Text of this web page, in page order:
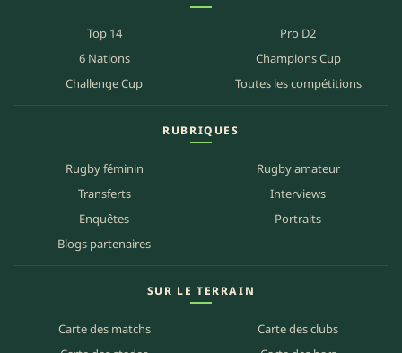
Top 14
Pro D2
6 Nations
Champions Cup
Challenge Cup
Toutes les compétitions
RUBRIQUES
Rugby féminin
Rugby amateur
Transferts
Interviews
Enquêtes
Portraits
Blogs partenaires
SUR LE TERRAIN
Carte des matchs
Carte des clubs